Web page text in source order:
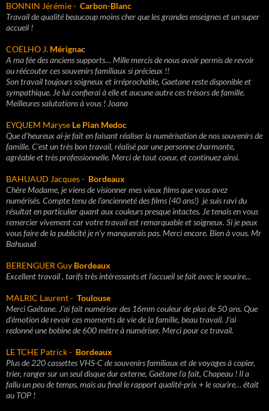
BONNIN Jérémie - Carbon-Blanc
Travail de qualité beaucoup moins cher que les grandes enseignes et un super
accueil !
COELHO J. Mérignac
A ma fée des anciens supports… Mille mercis de nous avoir permis de revoir
ou réécouter ces souvenirs familiaux si précieux !!
Son travail toujours soigneux et irréprochable, Gaetane reste disponible et
sympathique. Je lui confierai à elle et aucune autre ces trésors de famille.
Meilleures salutations à vous ! Joana
EYQUEM Maryse Le Pian Medoc
Que d'heureux ai-je fait en faisant réaliser la numérisation de nos souvenirs de
famille. C'est un très bon travail, réalisé par une personne charmante,
agréable et très professionnelle. Merci de tout coeur, et continuez ainsi.
BAHUAUD Jacques - Bordeaux
Chère Madame, je viens de visionner mes vieux films que vous avez
numérisés. Compte tenu de l’ancienneté des films (40 ans!) je suis ravi du
résultat en particulier quant aux couleurs presque intactes. Je tenais en vous
remercier vivement car votre travail est remarquable et soigneux. Si je peux
vous faire de la publicité je n’y manquerais pas. Merci encore. Bien à vous. Mr
Bahuaud
BERENGUER Guy Bordeaux
Excellent travail , tarifs très intéressants et l'accueil se fait avec le sourire...
MALRIC Laurent - Toulouse
Merci Gaétane. J'ai fait numériser des 16mm couleur de plus de 50 ans. Que
d'émotion de revoir ces moments de vie de la famille, beau travail. J'ai
redonné une bobine de 600 mètre à numériser. Merci pour ce travail.
LE TCHE Patrick - Bordeaux
Plus de 220 cassettes VHS-C de souvenirs familiaux et de voyages à copier,
trier, ranger sur un seul disque dur externe, Gaëtane l'a fait, Chapeau ! Il a
fallu un peu de temps, mais au final le rapport qualité-prix + le sourire… était
au TOP !